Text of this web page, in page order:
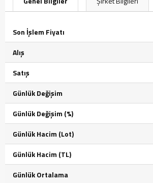
Son İşlem Fiyatı
Alış
Satış
Günlük Değişim
Günlük Değişim (%)
Günlük Hacim (Lot)
Günlük Hacim (TL)
Günlük Ortalama